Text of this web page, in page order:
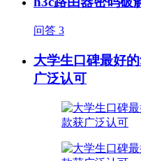
问答 3
大学生口碑最好
广泛认可